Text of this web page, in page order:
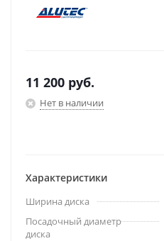
11 200 руб.
Нет в наличии
Характеристики
Ширина диска
Посадочный диаметр
диска